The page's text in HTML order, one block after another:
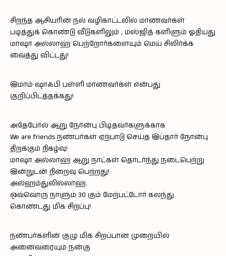
சிறந்த ஆசியரின் நல் வழிகாட்டலில் மாணவர்கள்
படித்துக் கொண்டு வீடுகளிலும் , மஸ்ஜித் களிளும் ஓதியது
மாஷா அல்லாஹ் பெற்றோர்களையும் மெய் சிலிர்க்க
வைத்து விட்டது!
இமாம் ஷாஃபி பள்ளி மாணவர்கள் என்பது
குறிப்பிடத்தக்கது!
அதேபோல் ஆறு நோன்பு பிடிதவர்களுக்காக
We are friends நண்பர்கள் ஏற்பாடு செய்த இப்தார் நோன்பு
திறக்கும் நிகழ்வு!
மாஷா அல்லாஹ் ஆறு நாட்கள் தொடர்ந்து நடைபெற்று
இன்றுடன் நிறைவு பெற்றது!
அல்ஹம்துலில்லாஹ்.
ஒவ்வொரு நாளும் 30 கும் மேற்பட்டோர் கலந்து
கொண்டது மிக சிறப்பு!
நண்பர்களின் குழு மிக சிறப்பான முறையில்
அனைவரையும் நன்கு